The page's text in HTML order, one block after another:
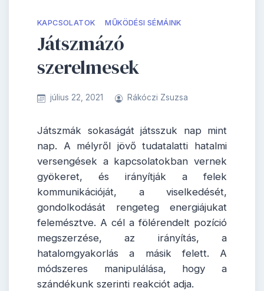
KAPCSOLATOK MŰKÖDÉSI SÉMÁINK
Játszmázó
szerelmesek
július 22, 2021 Rákóczi Zsuzsa
Játszmák sokaságát játsszuk nap mint
nap. A mélyről jövő tudatalatti hatalmi
versengések a kapcsolatokban vernek
gyökeret, és irányítják a felek
kommunikációját, a viselkedését,
gondolkodását rengeteg energiájukat
felemésztve. A cél a fölérendelt pozíció
megszerzése, az irányítás, a
hatalomgyakorlás a másik felett. A
módszeres manipulálása, hogy a
szándékunk szerinti reakciót adja.